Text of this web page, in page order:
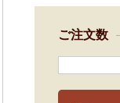
ご注文数